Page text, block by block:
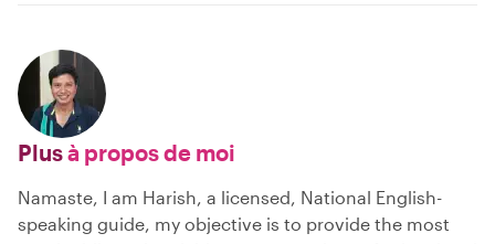
Plusà propos de moi
Namaste, I am Harish, a licensed, National English-
speaking guide, my objective is to provide the most